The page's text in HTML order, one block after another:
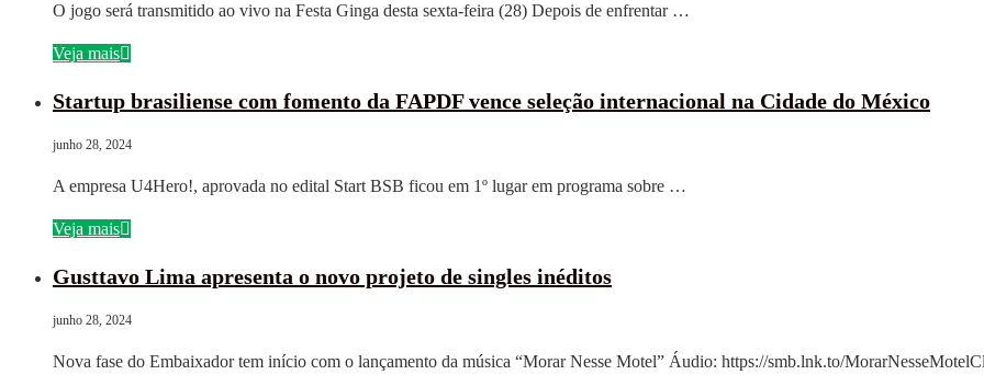
O jogo será transmitido ao vivo na Festa Ginga desta sexta-feira (28) Depois de enfrentar …
Veja mais
Startup brasiliense com fomento da FAPDF vence seleção internacional na Cidade do México
junho 28, 2024
A empresa U4Hero!, aprovada no edital Start BSB ficou em 1º lugar em programa sobre …
Veja mais
Gusttavo Lima apresenta o novo projeto de singles inéditos
junho 28, 2024
Nova fase do Embaixador tem início com o lançamento da música “Morar Nesse Motel” Áudio: https://smb.lnk.to/